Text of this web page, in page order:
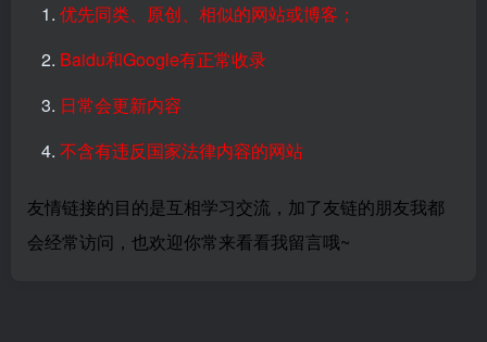
优先同类、原创、相似的网站或博客；
Baidu和Google有正常收录
日常会更新内容
不含有违反国家法律内容的网站
友情链接的目的是互相学习交流，加了友链的朋友我都
会经常访问，也欢迎你常来看看我留言哦~